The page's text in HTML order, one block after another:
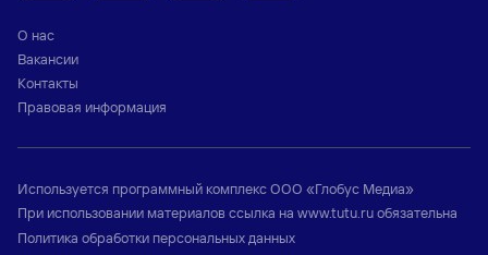
О нас
Вакансии
Контакты
Правовая информация
Используется программный комплексООО «Глобус Медиа»
При использовании материалов ссылка на www.tutu.ruобязательна
Политика обработки персональных данных